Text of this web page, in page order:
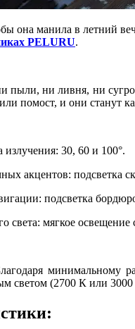
она манила в летний
PELURU.
пыли, ни ливня, ни
помост, и они станут
30, 60 и 100°.
акцентов: подсветка
подсветка
мягкое
минимальному
светом (2700 К или